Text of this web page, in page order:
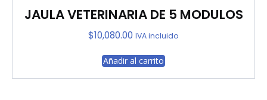
JAULA VETERINARIA DE 5 MODULOS
$10,080.00 IVA incluido
Añadir al carrito